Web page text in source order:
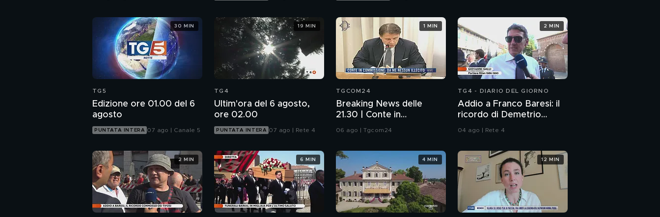
TG5
Edizione ore 01.00 del 6
agosto
PUNTATA INTERA 07 ago | Canale 5
30 MIN
TG4
Ultim'ora del 6 agosto,
ore 02.00
PUNTATA INTERA 07 ago | Rete 4
19 MIN
TGCOM24
Breaking News delle
21.30 | Conte in
Commissione: da me
06 ago | Tgcom24
1 MIN
TG4 - DIARIO DEL GIORNO
Addio a Franco Baresi: il
ricordo di Demetrio
Albertini, Clarence
04 ago | Rete 4
2 MIN
2 MIN 6 MIN 4 MIN 12 MIN